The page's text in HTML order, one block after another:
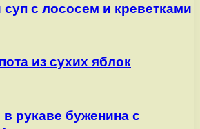
с лососем и креветками
из сухих яблок
в рукаве буженина с